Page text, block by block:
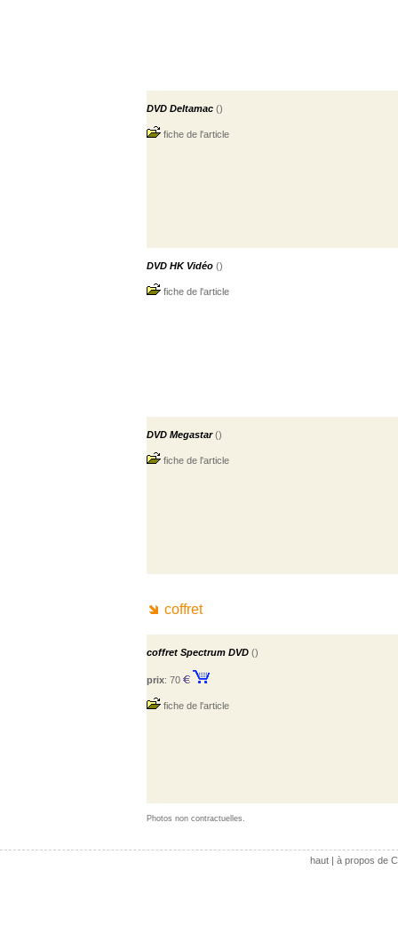
DVD Deltamac ()
fiche de l'article
DVD HK Vidéo ()
fiche de l'article
DVD Megastar()
fiche de l'article
coffret
coffret Spectrum DVD ()
prix: 70
fiche de l'article
Photos non contractuelles.
haut| à propos de